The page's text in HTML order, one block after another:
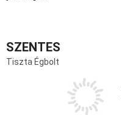
SZENTES
Tiszta Égbolt